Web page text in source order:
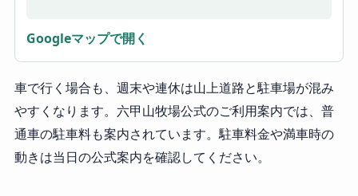
Googleマップで開く
車で行く場合も、週末や連休は山上道路と駐車場が混み
やすくなります。六甲山牧場公式のご利用案内では、普
通車の駐車料も案内されています。駐車料金や満車時の
動きは当日の公式案内を確認してください。